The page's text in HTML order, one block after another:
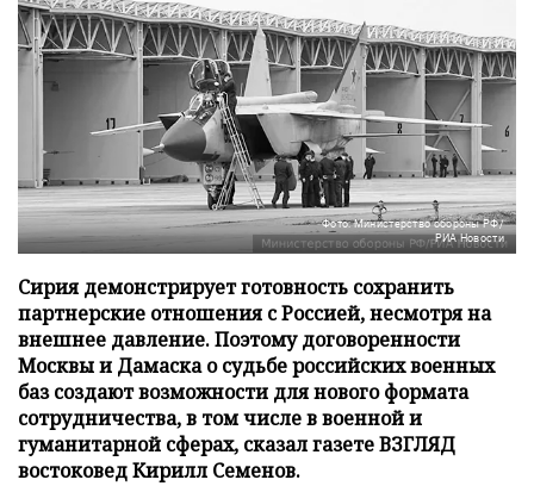
Фото: Министерство обороны РФ/
РИА Новости
Сирия демонстрирует готовность сохранить
партнерские отношения с Россией, несмотря на
внешнее давление. Поэтому договоренности
Москвы и Дамаска о судьбе российских военных
баз создают возможности для нового формата
сотрудничества, в том числе в военной и
гуманитарной сферах, сказал газете ВЗГЛЯД
востоковед Кирилл Семенов.